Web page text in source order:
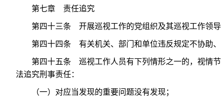
第七章 责任追究
第四十三条 开展巡视工作的党组织及其巡视工作领
第四十四条 有关机关、部门和单位违反规定不协助
第四十五条 巡视工作人员有下列情形之一的，视情
法追究刑事责任：
（一）对应当发现的重要问题没有发现；